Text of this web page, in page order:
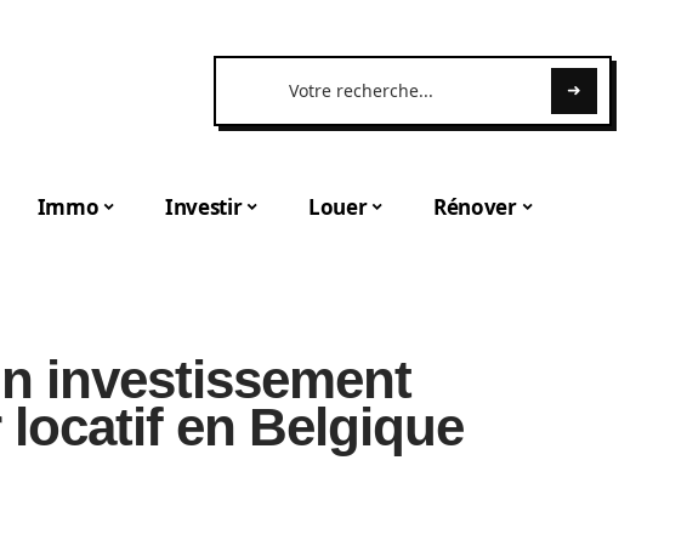
Immo Investir Louer Rénover
investissement
en Belgique